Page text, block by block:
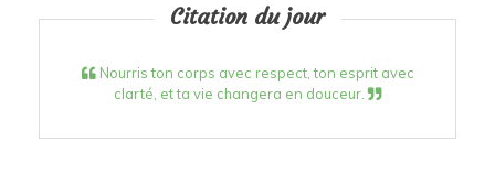
Citation du jour
Nourris ton corps avec respect, ton esprit avec
clarté, et ta vie changera en douceur.